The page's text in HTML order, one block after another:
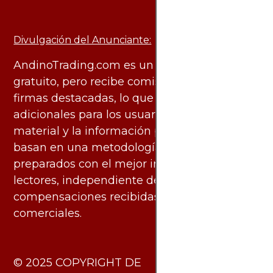
Divulgación del Anunciante:
AndinoTrading.com es un sitio de uso
gratuito, pero recibe comisiones de algunas
firmas destacadas, lo que no genera costos
adicionales para los usuarios. Todo el
material y la información publicados se
basan en una metodología imparcial y están
preparados con el mejor interés de los
lectores, independiente de las
compensaciones recibidas de socios
comerciales.
​© 2025 COPYRIGHT DE